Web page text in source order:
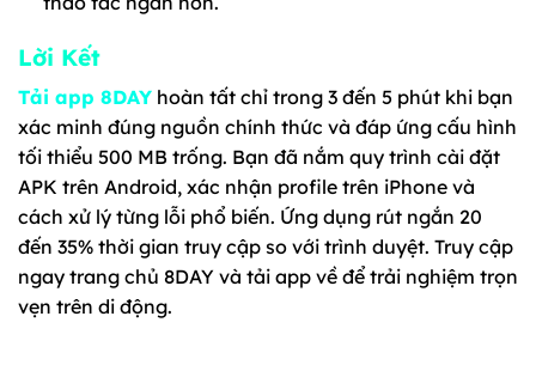
Lời Kết
Tải app 8DAY hoàn tất chỉ trong 3 đến 5 phút khi bạn
xác minh đúng nguồn chính thức và đáp ứng cấu hình
tối thiểu 500 MB trống. Bạn đã nắm quy trình cài đặt
APK trên Android, xác nhận profile trên iPhone và
cách xử lý từng lỗi phổ biến. Ứng dụng rút ngắn 20
đến 35% thời gian truy cập so với trình duyệt. Truy cập
ngay trang chủ 8DAY và tải app về để trải nghiệm trọn
vẹn trên di động.